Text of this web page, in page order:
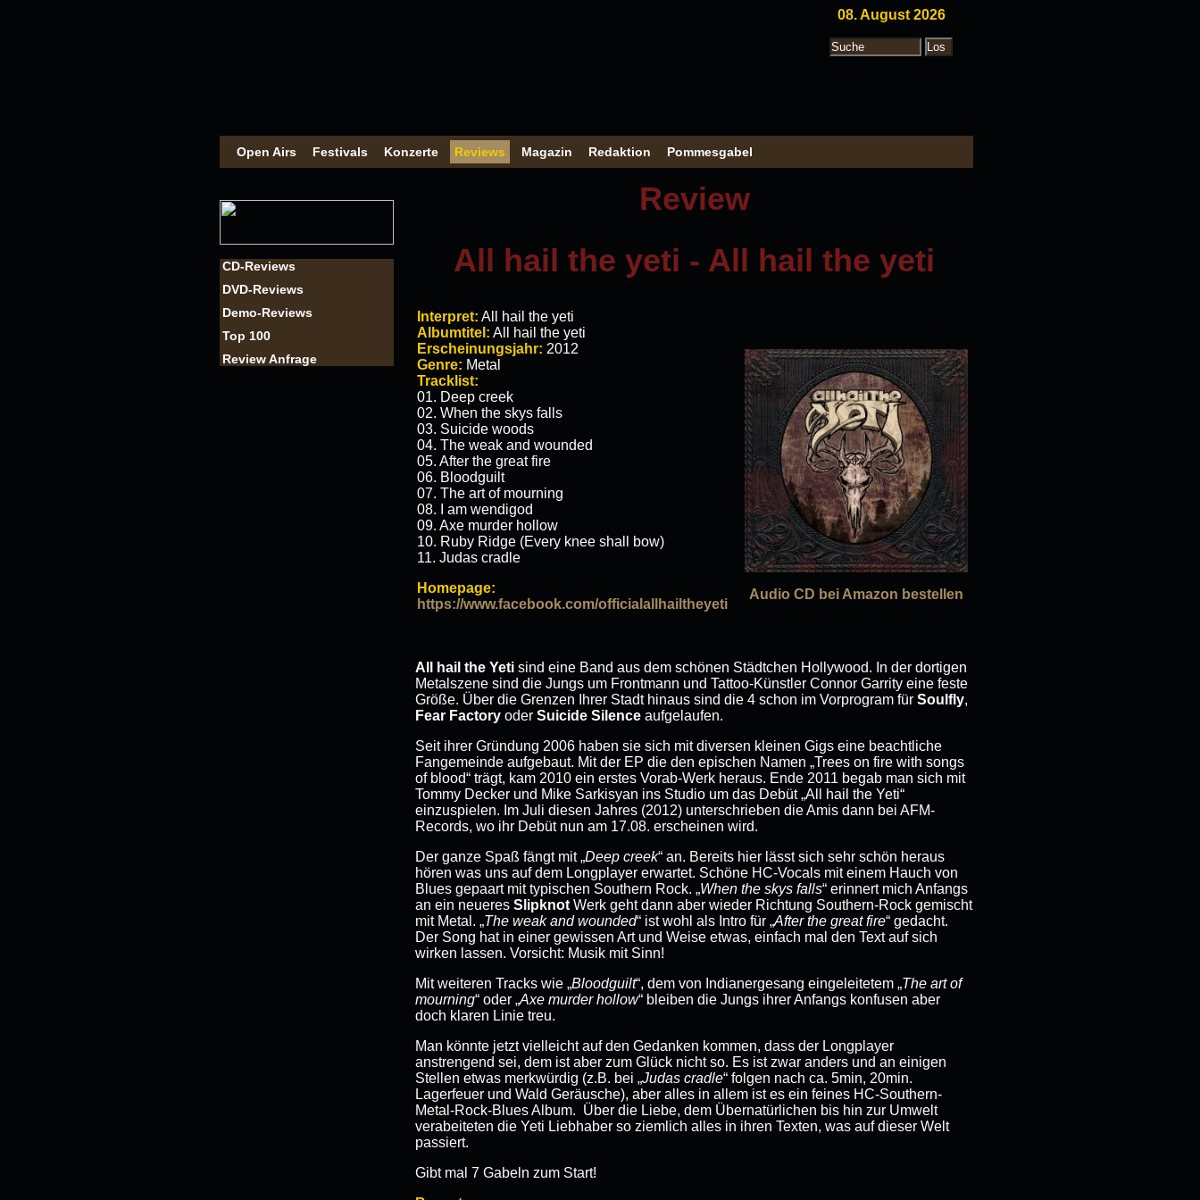
08. August 2026
Open Airs Festivals Konzerte Reviews Magazin Redaktion Pommesgabel
Review
CD-Reviews
DVD-Reviews
Demo-Reviews
Top 100
Review Anfrage
All hail the yeti - All hail the yeti
Interpret: All hail the yeti
Albumtitel: All hail the yeti
Erscheinungsjahr: 2012
Genre: Metal
Tracklist:
01. Deep creek
02. When the skys falls
03. Suicide woods
04. The weak and wounded
05. After the great fire
06. Bloodguilt
07. The art of mourning
08. I am wendigod
09. Axe murder hollow
10. Ruby Ridge (Every knee shall bow)
11. Judas cradle
Homepage:
https://www.facebook.com/officialallhailtheyeti
Audio CD bei Amazon bestellen
All hail the Yeti sind eine Band aus dem schönen Städtchen Hollywood. In der dortigen
Metalszene sind die Jungs um Frontmann und Tattoo-Künstler Connor Garrity eine feste
Größe. Über die Grenzen Ihrer Stadt hinaus sind die 4 schon im Vorprogram für Soulfly,
Fear Factory oder Suicide Silence aufgelaufen.
Seit ihrer Gründung 2006 haben sie sich mit diversen kleinen Gigs eine beachtliche
Fangemeinde aufgebaut. Mit der EP die den epischen Namen „Trees on fire with songs
of blood“ trägt, kam 2010 ein erstes Vorab-Werk heraus. Ende 2011 begab man sich mit
Tommy Decker und Mike Sarkisyan ins Studio um das Debüt „All hail the Yeti“
einzuspielen. Im Juli diesen Jahres (2012) unterschrieben die Amis dann bei AFM-
Records, wo ihr Debüt nun am 17.08. erscheinen wird.
Der ganze Spaß fängt mit „Deep creek“ an. Bereits hier lässt sich sehr schön heraus
hören was uns auf dem Longplayer erwartet. Schöne HC-Vocals mit einem Hauch von
Blues gepaart mit typischen Southern Rock. „When the skys falls“ erinnert mich Anfangs
an ein neueres Slipknot Werk geht dann aber wieder Richtung Southern-Rock gemischt
mit Metal. „The weak and wounded“ ist wohl als Intro für „After the great fire“ gedacht.
Der Song hat in einer gewissen Art und Weise etwas, einfach mal den Text auf sich
wirken lassen. Vorsicht: Musik mit Sinn!
Mit weiteren Tracks wie „Bloodguilt“, dem von Indianergesang eingeleitetem „The art of
mourning“ oder „Axe murder hollow“ bleiben die Jungs ihrer Anfangs konfusen aber
doch klaren Linie treu.
Man könnte jetzt vielleicht auf den Gedanken kommen, dass der Longplayer
anstrengend sei, dem ist aber zum Glück nicht so. Es ist zwar anders und an einigen
Stellen etwas merkwürdig (z.B. bei „Judas cradle“ folgen nach ca. 5min, 20min.
Lagerfeuer und Wald Geräusche), aber alles in allem ist es ein feines HC-Southern-
Metal-Rock-Blues Album. Über die Liebe, dem Übernatürlichen bis hin zur Umwelt
verabeiteten die Yeti Liebhaber so ziemlich alles in ihren Texten, was auf dieser Welt
passiert.
Gibt mal 7 Gabeln zum Start!